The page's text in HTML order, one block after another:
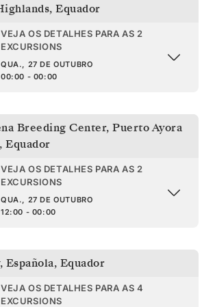
, Equador
VEJA OS DETALHES PARA AS 2
EXCURSIONS
QUA., 27 DE OUTUBRO
00:00 - 00:00
Breeding Center, Puerto Ayora
, Equador
VEJA OS DETALHES PARA AS 2
EXCURSIONS
QUA., 27 DE OUTUBRO
12:00 - 00:00
Española, Equador
VEJA OS DETALHES PARA AS 4
EXCURSIONS